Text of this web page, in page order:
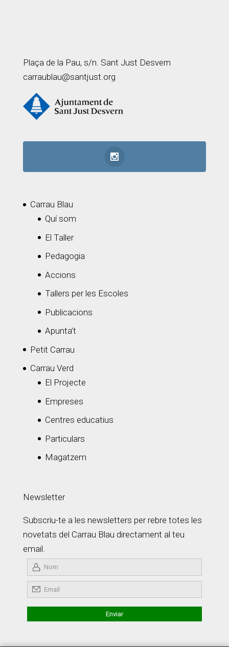
Plaça de la Pau, s/n. Sant Just Desvern
carraublau@santjust.org
Carrau Blau
Quí som
El Taller
Pedagogia
Accions
Tallers per les Escoles
Publicacions
Apunta’t
Petit Carrau
Carrau Verd
El Projecte
Empreses
Centres educatius
Particulars
Magatzem
Newsletter
Subscriu-te a les newsletters per rebre totes les
novetats del Carrau Blau directament al teu
email.